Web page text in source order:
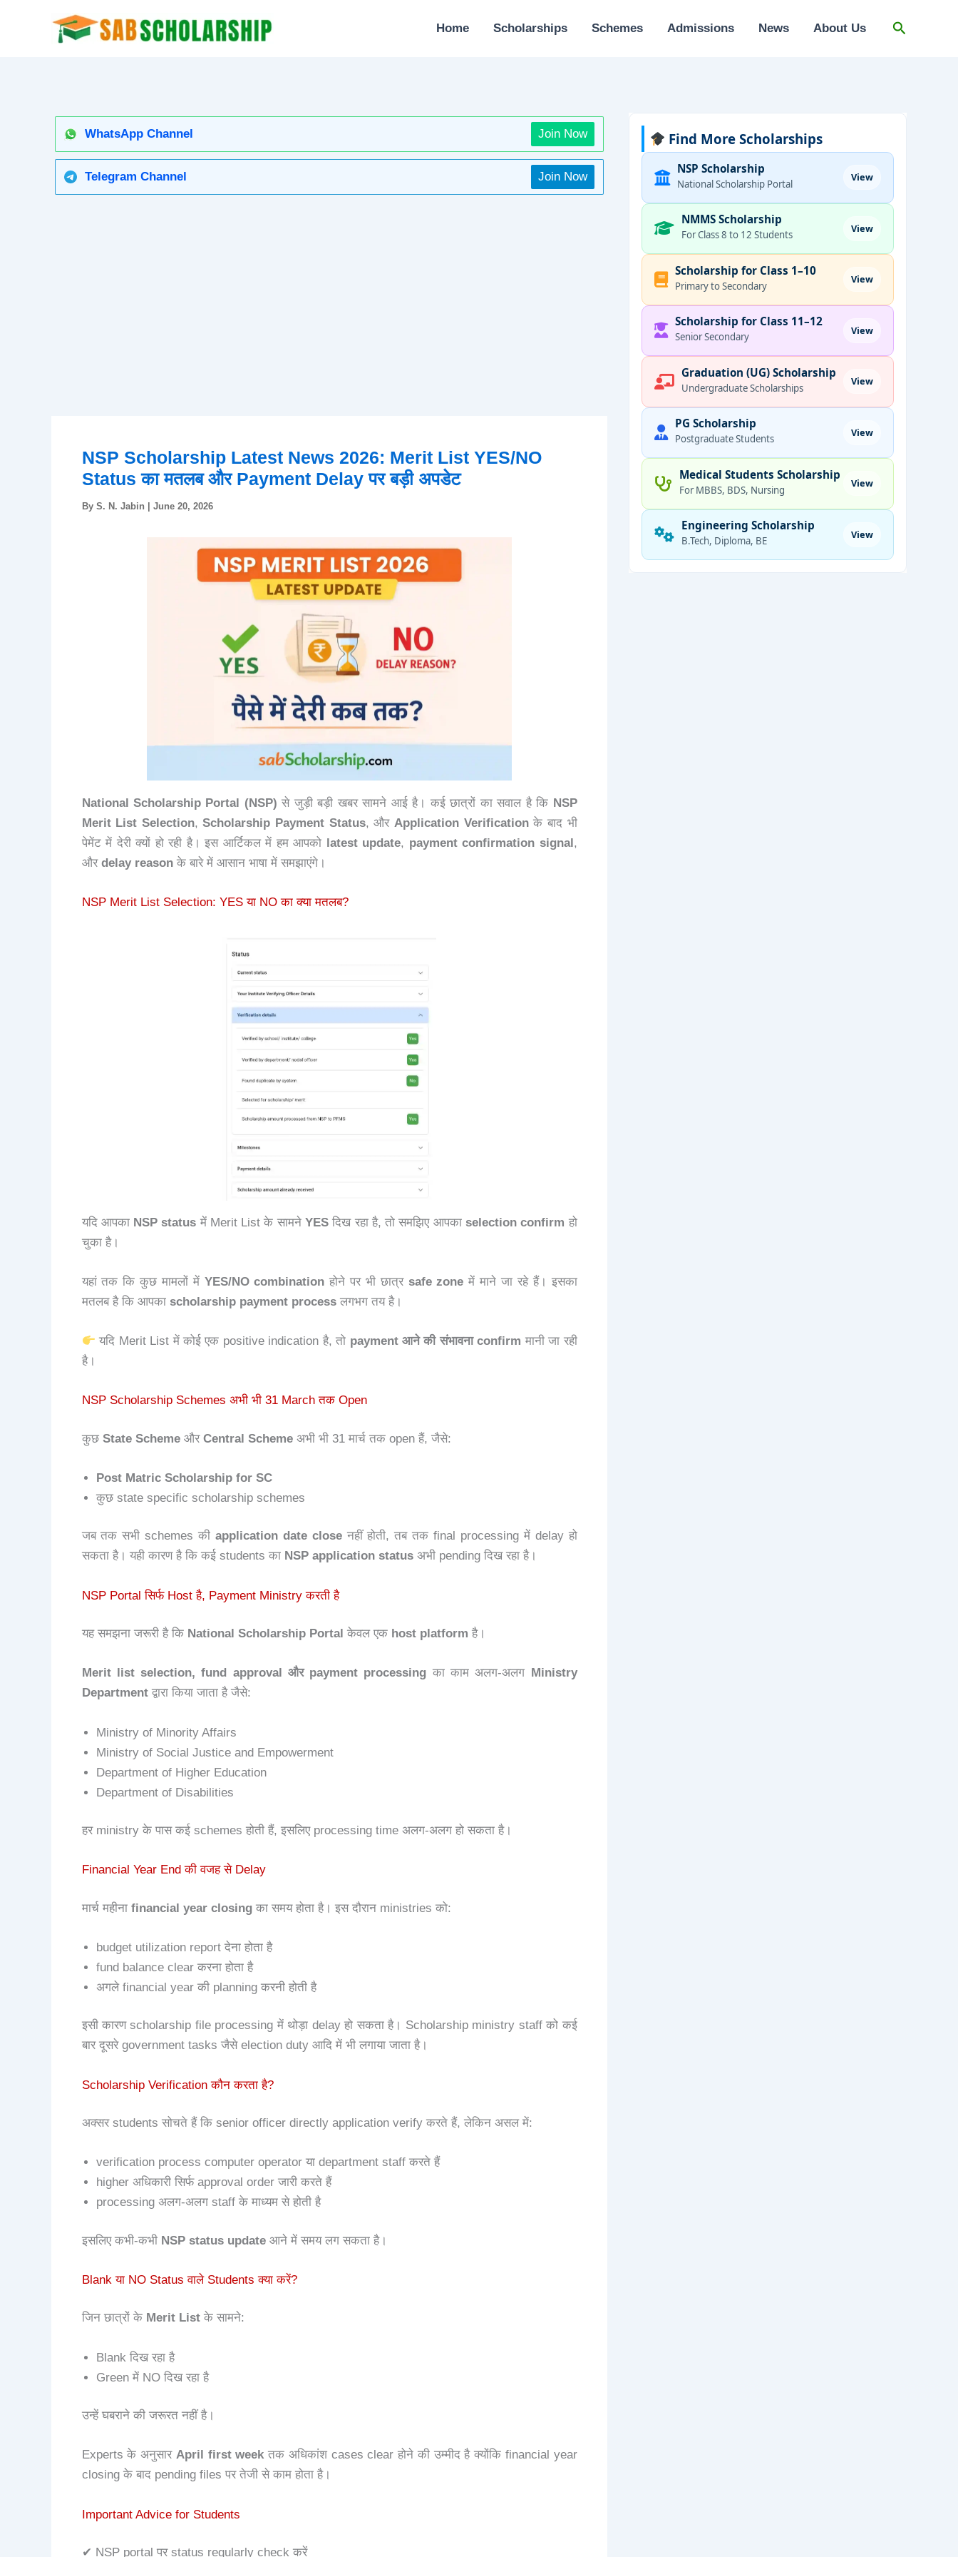
Home Scholarships Schemes Admissions News About Us Search
WhatsApp Channel Join Now
Telegram Channel Join Now
NSP Scholarship Latest News 2026: Merit List YES/NO
Status का मतलब और Payment Delay पर बड़ी अपडेट
By S. N. Jabin | June 20, 2026
National Scholarship Portal (NSP) से जुड़ी बड़ी खबर सामने आई है। कई छात्रों का सवाल है कि NSP
Merit List Selection,Scholarship Payment Status, और Application Verificationके बाद भी
पेमेंट में देरी क्यों हो रही है। इस आर्टिकल में हम आपको latest update, payment confirmation signal,
और delay reasonके बारे में आसान भाषा में समझाएंगे।
NSP Merit List Selection: YES या NO का क्या मतलब?
यदि आपका NSP status में Merit List के सामनेYES दिख रहा है, तो समझिए आपका selection confirm हो
चुका है।
यहां तक कि कुछ मामलों में YES/NO combination होने पर भी छात्र safe zone में माने जा रहे हैं। इसका
मतलब है कि आपका scholarship payment processलगभग तय है।
यदि Merit List में कोई एक positive indication है, तो payment आने की संभावना confirm मानी जा रही
है।
NSP Scholarship Schemes अभी भी 31 March तक Open
कुछ State Schemeऔर Central Schemeअभी भी 31 मार्च तक open हैं, जैसे:
Post Matric Scholarship for SC
कुछ state specific scholarship schemes
जब तक सभी schemes की application date closeनहीं होती, तब तक final processing में delay हो
सकता है। यही कारण है कि कई students का NSP application statusअभी pending दिख रहा है।
NSP Portal सिर्फ Host है, Payment Ministry करती है
यह समझना जरूरी है कि National Scholarship Portal केवल एक host platform है।
Merit list selection, fund approval और payment processing का काम अलग-अलग
Ministry
Departmentद्वारा किया जाता है जैसे:
Ministry of Minority Affairs
Ministry of Social Justice and Empowerment
Department of Higher Education
Department of Disabilities
हर ministry के पास कई schemes होती हैं, इसलिए processing time अलग-अलग हो सकता है।
Financial Year End की वजह से Delay
मार्च महीना financial year closingका समय होता है। इस दौरान ministries को:
budget utilization report देना होता है
fund balance clear करना होता है
अगले financial year की planning करनी होती है
इसी कारण scholarship file processing में थोड़ा delay हो सकता है। Scholarship ministry staff को कई
बार दूसरे government tasks जैसे election duty आदि में भी लगाया जाता है।
Scholarship Verification कौन करता है?
अक्सर students सोचते हैं कि senior officer directly application verify करते हैं, लेकिन असल में:
verification process computer operator या department staff करते हैं
higher अधिकारी सिर्फ approval order जारी करते हैं
processing अलग-अलग staff के माध्यम से होती है
इसलिए कभी-कभी NSP status updateआने में समय लग सकता है।
Blank या NO Status वाले Students क्या करें?
जिन छात्रों के Merit Listके सामने:
Blank दिख रहा है
Green में NO दिख रहा है
उन्हें घबराने की जरूरत नहीं है।
Experts के अनुसार April first week तक अधिकांश cases clear होने की उम्मीद है क्योंकि financial year
closing के बाद pending files पर तेजी से काम होता है।
Important Advice for Students
✔ NSP portal पर status regularly check करें
Find More Scholarships
NSP Scholarship
National Scholarship Portal
View
NMMS Scholarship
For Class 8 to 12 Students
View
Scholarship for Class 1–10
Primary to Secondary
View
Scholarship for Class 11–12
Senior Secondary
View
Graduation (UG) Scholarship
Undergraduate Scholarships
View
PG Scholarship
Postgraduate Students
View
Medical Students Scholarship
For MBBS, BDS, Nursing
View
Engineering Scholarship
B.Tech, Diploma, BE
View